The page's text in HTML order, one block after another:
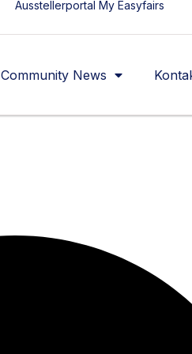
Ausstellerportal My Easyfairs
Community News